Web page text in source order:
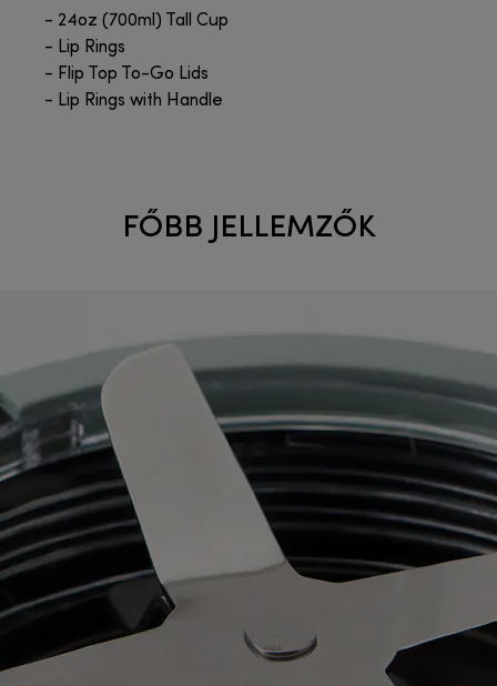
- 24oz (700ml) Tall Cup
- Lip Rings
- Flip Top To-Go Lids
- Lip Rings with Handle
FŐBB JELLEMZŐK